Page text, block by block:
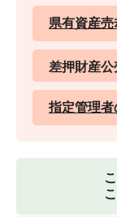
県有資産売
差押財産公
指定管理者